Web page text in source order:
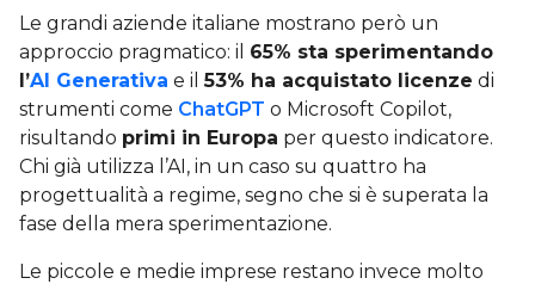
Le grandi aziende italiane mostrano però un
approccio pragmatico: il 65% sta sperimentando
l’AI Generativa e il53% ha acquistato licenze di
strumenti come ChatGPT o Microsoft Copilot,
risultando primi in Europa per questo indicatore.
Chi già utilizza l’AI, in un caso su quattro ha
progettualità a regime, segno che si è superata la
fase della mera sperimentazione.
Le piccole e medie imprese restano invece molto